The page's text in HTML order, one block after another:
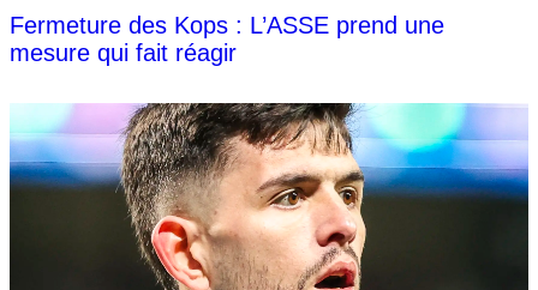
Fermeture des Kops : L’ASSE prend une
mesure qui fait réagir